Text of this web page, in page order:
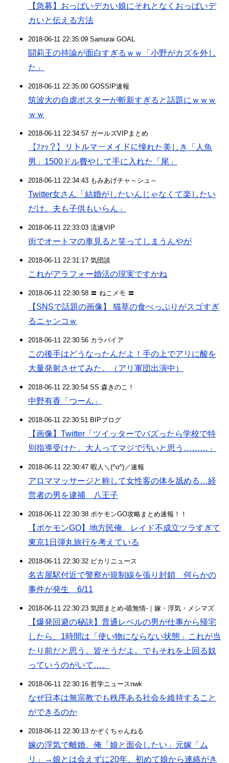
【急募】おっぱいデカい娘にそれとなくおっぱいデ
カいと伝える方法
2018-06-11 22:35:09 Samurai GOAL
闘莉王の持論が面白すぎるｗｗ「小野がカズを外し
た」
2018-06-11 22:35:00 GOSSIP速報
筑波大の自虐ポスターが斬新すぎると話題にｗｗｗ
ｗｗ
2018-06-11 22:34:57 ガールズVIPまとめ
【ﾌｧｯ？】リトルマーメイドに憧れた美しき「人魚
男」1500ドル費やして手に入れた「尾」
2018-06-11 22:34:43 もみあげチャ～シュ～
Twitter女さん「結婚がしたいんじゃなくて楽したい
だけ。夫も子供もいらん」
2018-06-11 22:33:03 流速VIP
街でオートマの車見ると笑ってしまうんやが
2018-06-11 22:31:17 気団談
これがアラフォー婚活の現実ですかね
2018-06-11 22:30:58 〓 ねこメモ 〓
【SNSで話題の画像】 猫草の食べっぷりがスゴすぎ
るニャンコｗ
2018-06-11 22:30:56 カラパイア
この後手はどうなったんだよ！手の上でアリに酸を
大量発射させてみた。（アリ軍団出演中）
2018-06-11 22:30:54 SS 森きのこ！
中野有香「つーん」
2018-06-11 22:30:51 BIPブログ
【画像】Twitter「ツイッターでバズったら学校で特
別指導受けた。大人ってマジで汚いと思う………」
2018-06-11 22:30:47 暇人＼(^o^)／速報
アロママッサージと称して女性客の体を舐める…経
営者の男を逮捕 八王子
2018-06-11 22:30:38 ポケモンGO攻略まとめ速報！！
【ポケモンGO】地方民俺、レイド不成立ツラすぎて
東京1日弾丸旅行を考えている
2018-06-11 22:30:32 ピカリニュース
名古屋駅付近で警察が規制線を張り封鎖 何らかの
事件が発生 6/11
2018-06-11 22:30:23 気団まとめ-噫無情-｜嫁・浮気・メシマズ
【爆発回避の秘訣】普通レベルの男が仕事から帰宅
したら、1時間は「使い物にならない状態」これが当
たり前だと思う。皆そうだよ。でもそれを上回る奴
っていうのがいて…。
2018-06-11 22:30:16 哲学ニュースnwk
なぜ日本は無宗教でも秩序ある社会を維持すること
ができるのか
2018-06-11 22:30:13 かぞくちゃんねる
嫁の浮気で離婚。俺「娘と面会したい」元嫁「ム
リ」→娘とは会えずに20年、初めて娘から連絡がき